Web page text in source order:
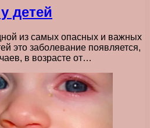
детей
из самых опасных и важных
это заболевание появляется,
в возрасте от…